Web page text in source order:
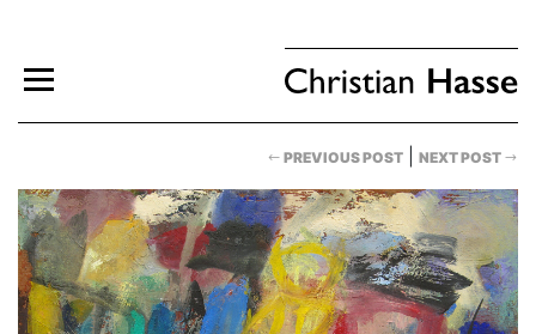
PREVIOUS POST NEXT POST